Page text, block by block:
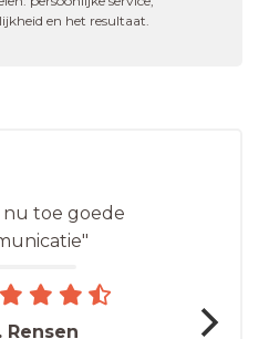
en het resultaat.
toe goede
Rensen